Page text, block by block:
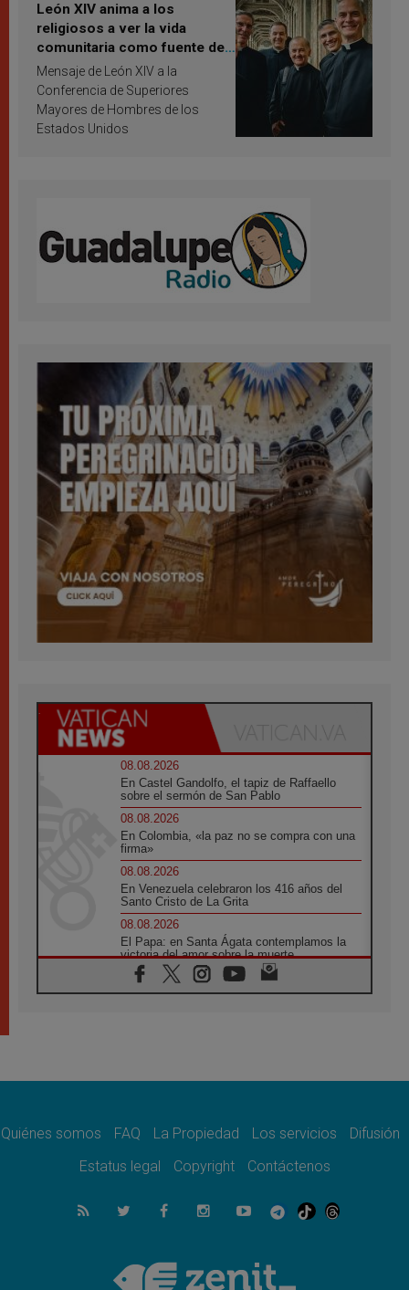
León XIV anima a los
religiosos a ver la vida
comunitaria como fuente de
inspiración y santificación
Mensaje de León XIV a la
Conferencia de Superiores
Mayores de Hombres de los
Estados Unidos
08.08.2026
En Castel Gandolfo, el tapiz de Raffaello
sobre el sermón de San Pablo
08.08.2026
En Colombia, «la paz no se compra con una
firma»
08.08.2026
En Venezuela celebraron los 416 años del
Santo Cristo de La Grita
08.08.2026
El Papa: en Santa Ágata contemplamos la
victoria del amor sobre la muerte
08.08.2026
León XIV visitará el Santuario de la Madre
07.08.2026
07.08.2026
el compromiso del cristiano"
La matanza de niños en Gaza no cesa: 300
muertos en 300 días
Tagle: La guerra desfigura el mundo, solo la
revelación de Dios lo transfigura
Quiénes somos FAQ La Propiedad Los servicios
Difusión
Estatus legal
Copyright Contáctenos